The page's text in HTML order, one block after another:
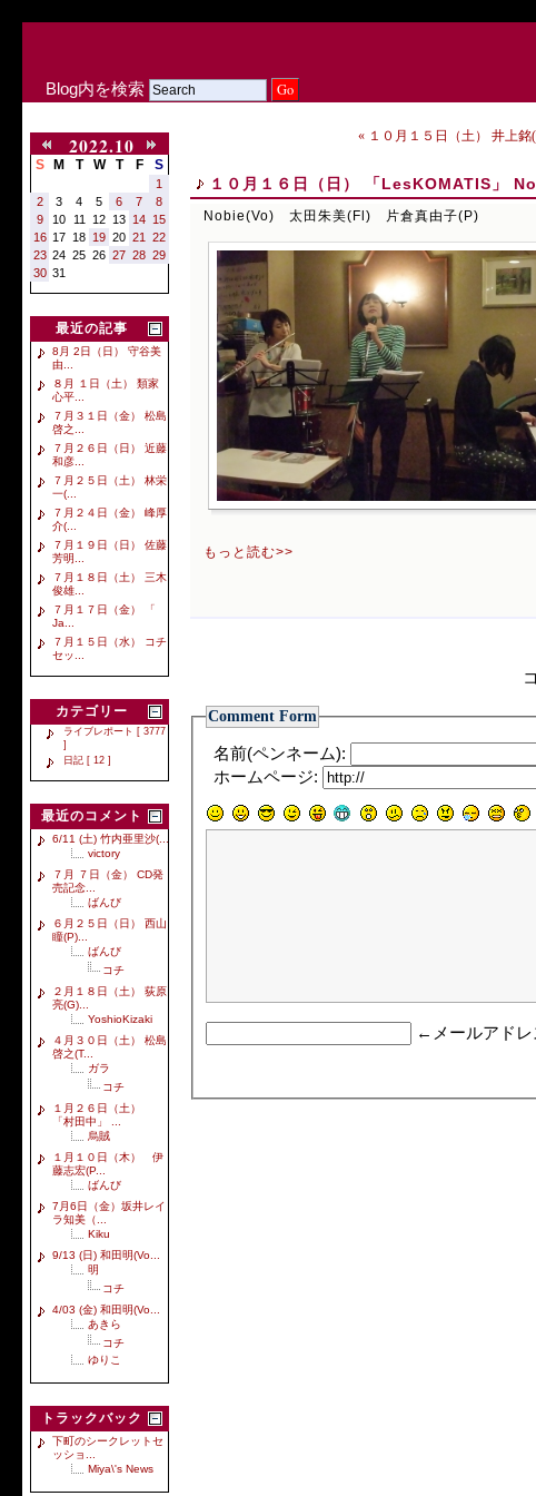
Blog内を検索
2022.10
S M T W T F S
1
2
3 4 5 6 7
8
9
10 11 12 13 14 15
16 17 18 19 20 21
22
23 24 25 26 27 28 29
30 31
最近の記事
8月 2日（日） 守谷美
由...
８月 １日（土） 類家
心平...
７月３１日（金） 松島
啓之...
７月２６日（日） 近藤
和彦...
７月２５日（土） 林栄
一(...
７月２４日（金） 峰厚
介(...
７月１９日（日） 佐藤
芳明...
７月１８日（土） 三木
俊雄...
７月１７日（金） 「
Ja...
７月１５日（水） コチ
セッ...
カテゴリー
ライブレポート [ 3777
]
日記 [ 12 ]
最近のコメント
6/11 (土) 竹内亜里沙(...
victory
７月 ７日（金） CD発
売記念...
ばんび
６月２５日（日） 西山
瞳(P)...
ばんび
コチ
２月１８日（土） 荻原
亮(G)...
YoshioKizaki
４月３０日（土） 松島
啓之(T...
ガラ
コチ
１月２６日（土）
「村田中」 ...
烏賊
１月１０日（木） 伊
藤志宏(P...
ばんび
7月6日（金）坂井レイ
ラ知美（...
Kiku
9/13 (日) 和田明(Vo...
明
コチ
4/03 (金) 和田明(Vo...
あきら
コチ
ゆりこ
トラックバック
下町のシークレットセ
ッショ...
Miya\'s News
« １０月１５日（土） 井上
１０月１６日（日） 「LesKOMATIS」
Nobie(Vo) 太田朱美(Fl) 片倉真由子(P)
もっと読む>>
Comment Form
名前(ペンネーム):
ホームページ:
←メールアドレ